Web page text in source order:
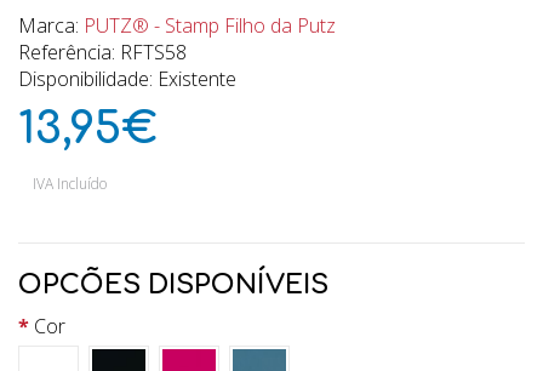
Marca: PUTZ® - Stamp Filho da Putz
Referência: RFTS58
Disponibilidade: Existente
13,95€
IVA Incluído
OPCÕES DISPONÍVEIS
Cor